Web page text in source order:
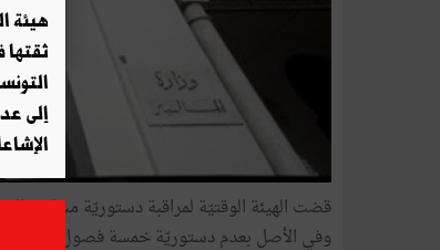
قضت الهيئة الوقتيّة لمراقبة دستوريّة مشاريع
هيئة
ثقتها
إلى